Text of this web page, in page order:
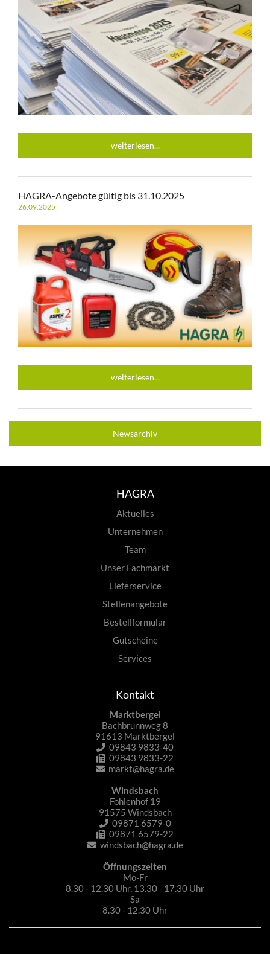
weiterlesen...
HAGRA-Angebote gültig bis 31.10.2025
26.09.2025
weiterlesen...
Newsarchiv
HAGRA
Aktuelles
Unternehmen
Team
Unser Fachmarkt
Lieferservice
Stellenangebote
Bestellformular
Gutscheine
Services
Kontakt
Marktbergel
Bachbrunnweg 8
91613 Marktbergel
09843 9833-40
09843 9833-22
markt@hagra.de
Windsbach
Fohlenhof 19
91575 Windsbach
09871 6579-0
09871 6579-22
windsbach@hagra.de
Öffnungszeiten
Mo-Fr
8.30 - 12.30 Uhr, 13.30 - 17.30 Uhr
Sa
8.30 - 12.30 Uhr